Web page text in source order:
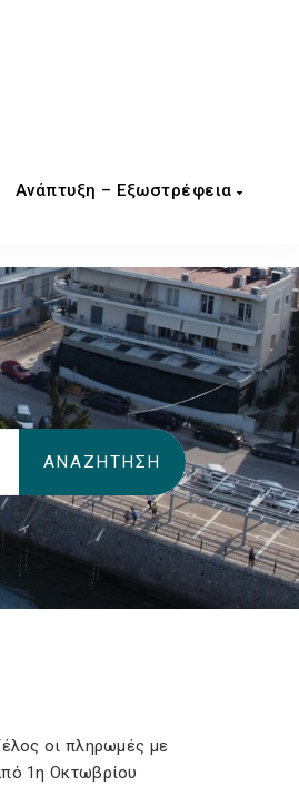
Ανάπτυξη – Εξωστρέφεια
οι πληρωμές με
1η Οκτωβρίου